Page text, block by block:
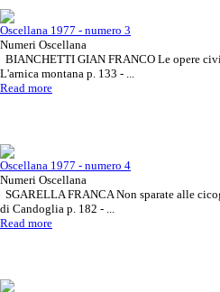
Oscellana 1977 - numero 3
Numeri Oscellana
BIANCHETTI GIAN FRANCO Le opere
L'arnica montana p. 133 - ...
Read more
Oscellana 1977 - numero 4
Numeri Oscellana
SGARELLA FRANCA Non sparate alle
di Candoglia p. 182 - ...
Read more